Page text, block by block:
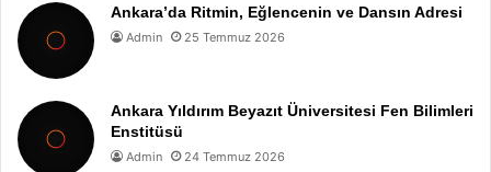
Ankara’da Ritmin, Eğlencenin ve Dansın Adresi
Admin 25 Temmuz 2026
Ankara Yıldırım Beyazıt Üniversitesi Fen Bilimleri
Enstitüsü
Admin 24 Temmuz 2026